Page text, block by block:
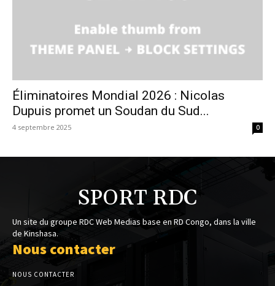
Éliminatoires Mondial 2026 : Nicolas
Dupuis promet un Soudan du Sud...
4 septembre 2025 0
SPORT RDC
Un site du groupe RDC Web Medias base en RD Congo, dans la ville
de Kinshasa.
Nous contacter
NOUS CONTACTER